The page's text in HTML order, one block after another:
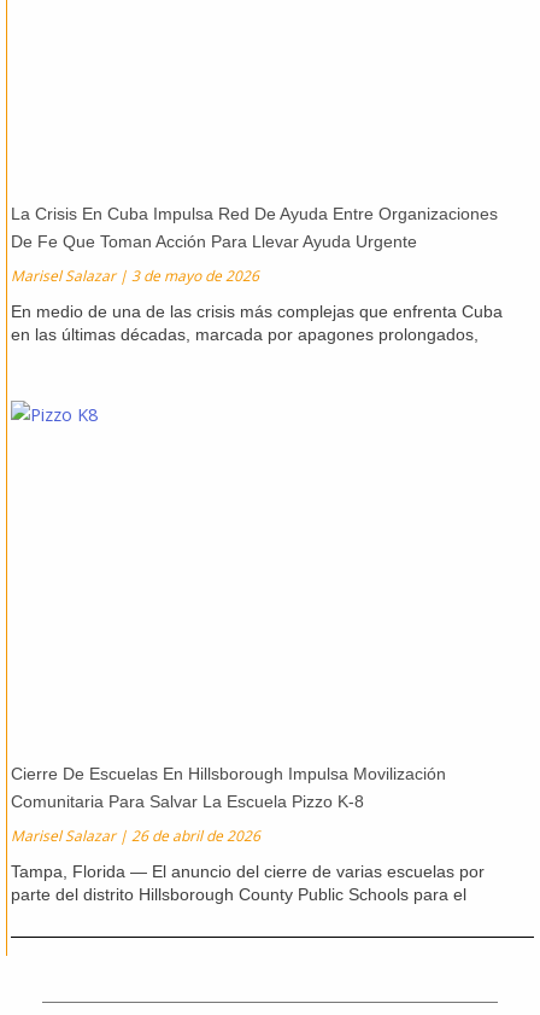
La Crisis En Cuba Impulsa Red De Ayuda Entre Organizaciones
De Fe Que Toman Acción Para Llevar Ayuda Urgente
Marisel Salazar 3 de mayo de 2026
En medio de una de las crisis más complejas que enfrenta Cuba
en las últimas décadas, marcada por apagones prolongados,
Cierre De Escuelas En Hillsborough Impulsa Movilización
Comunitaria Para Salvar La Escuela Pizzo K-8
Marisel Salazar 26 de abril de 2026
Tampa, Florida — El anuncio del cierre de varias escuelas por
parte del distrito Hillsborough County Public Schools para el